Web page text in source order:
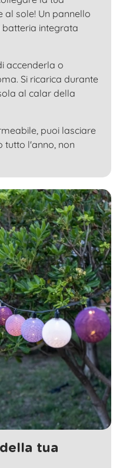
al sole! Un pannello
integrata
accenderla o
Si ricarica durante
al calar della
puoi lasciare
tutto l'anno, non
tua